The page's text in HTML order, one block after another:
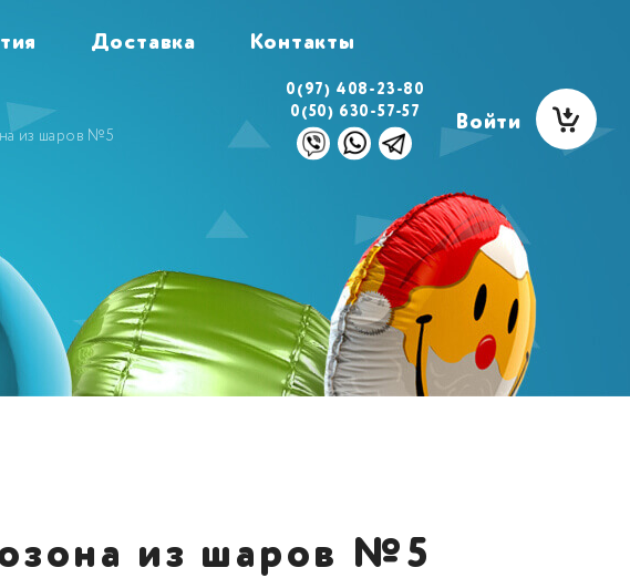
Доставка Контакты
0(97) 408-23-80
0(50) 630-57-57
Войти
из шаров №5
из шаров №5